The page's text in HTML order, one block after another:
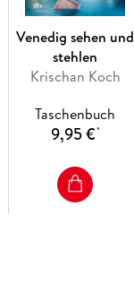
Venedig sehen und
stehlen
Krischan Koch
Taschenbuch
9,95 €*